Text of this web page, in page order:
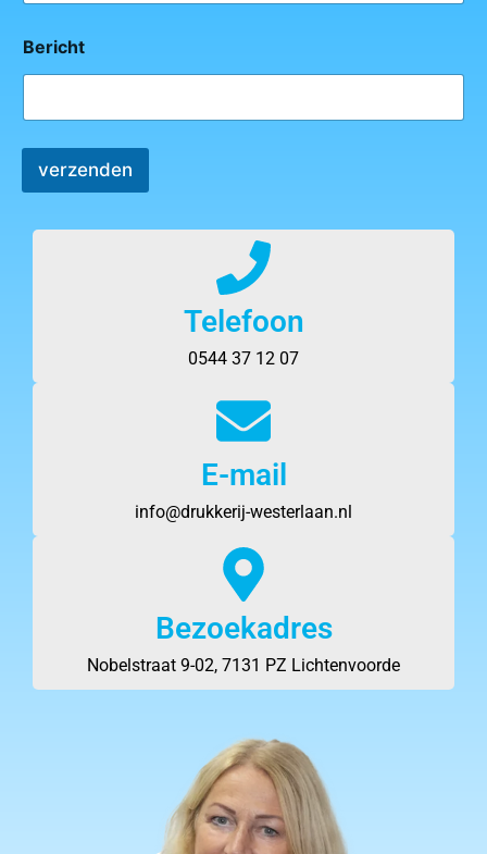
Bericht
verzenden
Telefoon
0544 37 12 07
E-mail
info@drukkerij-westerlaan.nl
Bezoekadres
Nobelstraat 9-02, 7131 PZ Lichtenvoorde